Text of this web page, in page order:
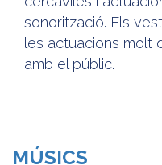
sonorització. Els
les actuacions molt
amb el públic.
MÚSICS